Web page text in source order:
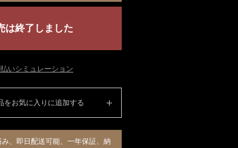
は終了しました
いシミュレーション
をお気に入りに追加する
、即日配送可能、一年保証、納